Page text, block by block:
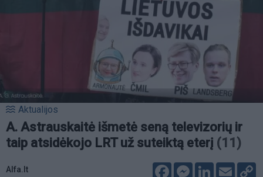
Aktualijos
A. Astrauskaitė išmetė seną televizorių ir
taip atsidėkojo LRT už suteiktą eterį (11)
Alfa.lt
FacebookMessenger
LinkedIn
Email